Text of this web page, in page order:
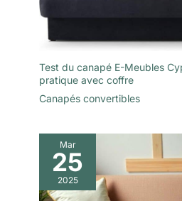
Test du canapé E-Meubles
pratique avec coffre
Canapés convertibles
Mar
25
2025